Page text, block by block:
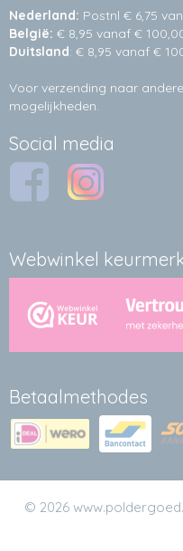
Nederland: Postnl € 6,75
België: € 8,95 vanaf €
Duitsland: € 8,95 vanaf €
Voor verzending naar
mogelijkheden.
Social media
Webwinkel
Betaalmethodes
© 2026